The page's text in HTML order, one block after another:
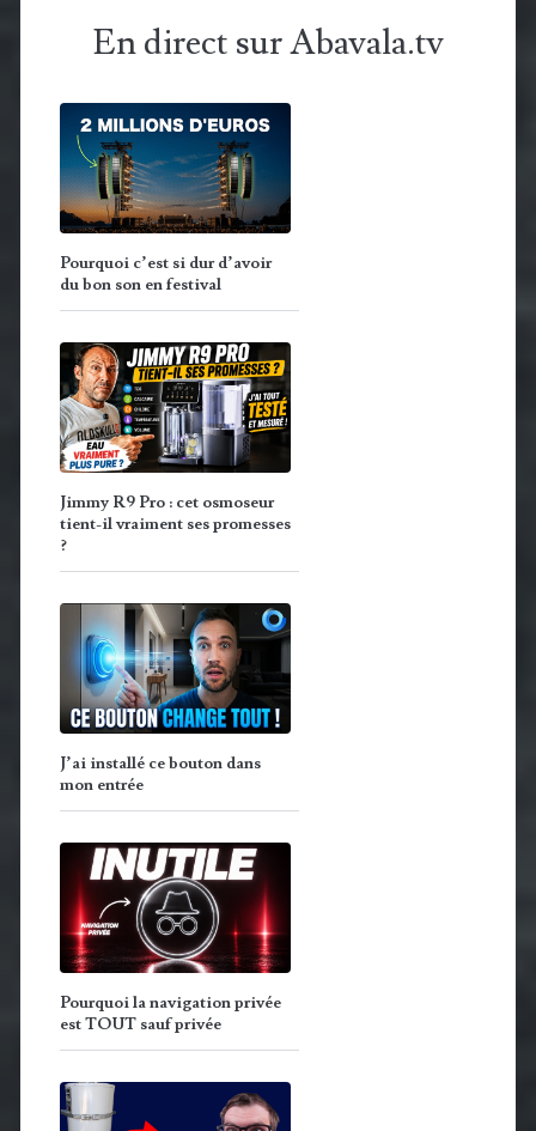
En direct sur Abavala.tv
Pourquoi c’est si dur d’avoir
du bon son en festival
Jimmy R9 Pro : cet osmoseur
tient-il vraiment ses promesses
?
J’ai installé ce bouton dans
mon entrée
Pourquoi la navigation privée
est TOUT sauf privée